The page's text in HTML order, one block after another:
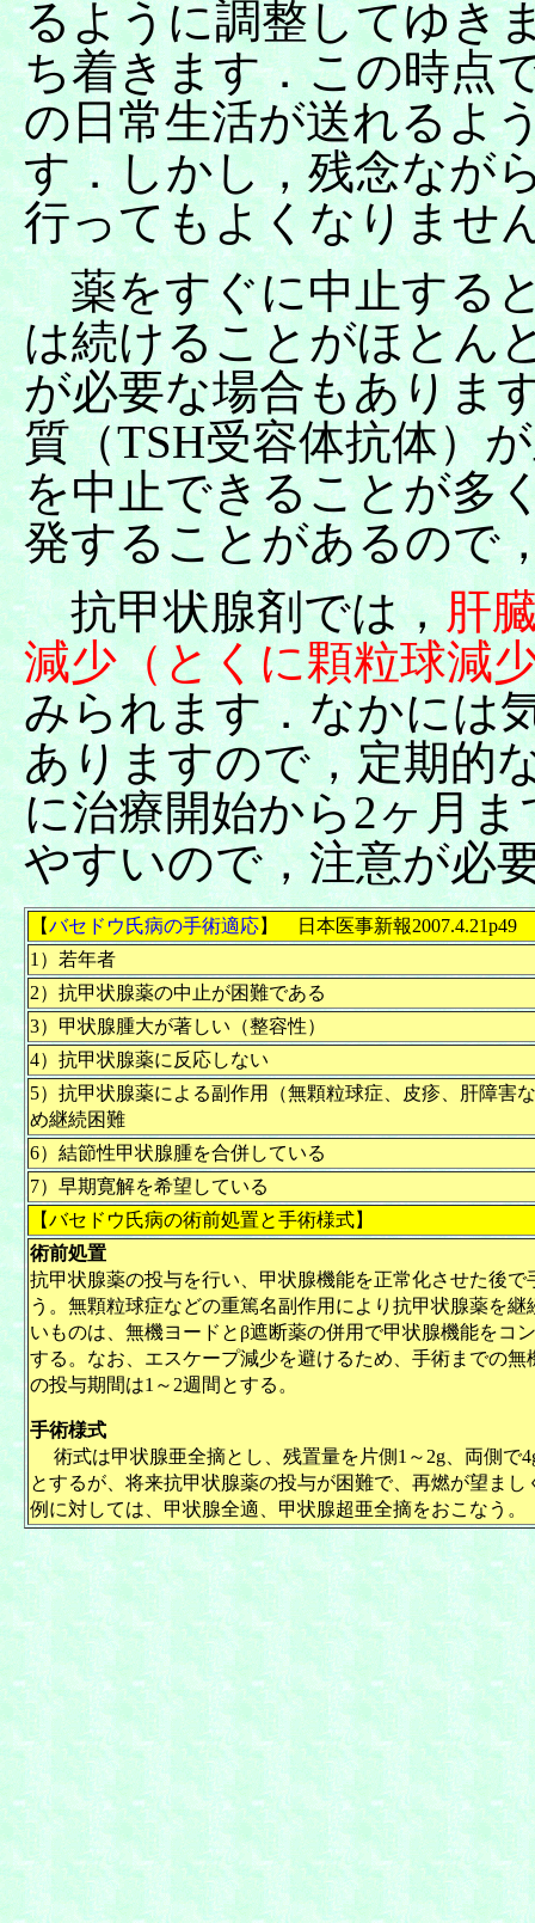
るように調整してゆき
ち着きます．この時点
の日常生活が送れるよ
す．しかし，残念なが
行ってもよくなりませ
薬をすぐに中止する
は続けることがほとん
が必要な場合もありま
質（TSH受容体抗体）
を中止できることが多
発することがあるので
抗甲状腺剤では，肝
減少（とくに顆粒球減
みられます．なかには
ありますので，定期的
に治療開始から2ヶ月
やすいので，注意が必
【バセドウ氏病の手術適応】 日本医事新報2007.4.21p49
1）若年者
2）抗甲状腺薬の中止が困難である
3）甲状腺腫大が著しい（整容性）
4）抗甲状腺薬に反応しない
5）抗甲状腺薬による副作用（無顆粒球症、皮疹、肝障害
め継続困難
6）結節性甲状腺腫を合併している
7）早期寛解を希望している
【バセドウ氏病の術前処置と手術様式】
術前処置
抗甲状腺薬の投与を行い、甲状腺機能を正常化させた後で
う。無顆粒球症などの重篤名副作用により抗甲状腺薬を継
いものは、無機ヨードとβ遮断薬の併用で甲状腺機能をコ
する。なお、エスケープ減少を避けるため、手術までの無
の投与期間は1～2週間とする。
手術様式
術式は甲状腺亜全摘とし、残置量を片側1～2g、両側で
とするが、将来抗甲状腺薬の投与が困難で、再燃が望まし
例に対しては、甲状腺全適、甲状腺超亜全摘をおこなう。